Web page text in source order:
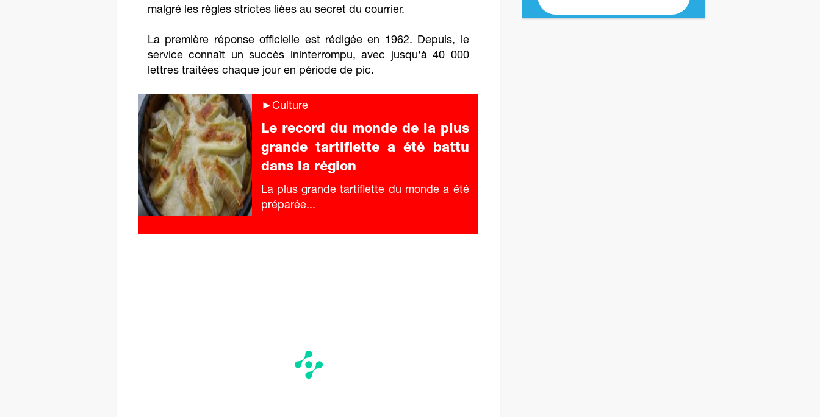
malgré les règles strictes liées au secret du courrier.
La première réponse officielle est rédigée en 1962. Depuis, le
service connaît un succès ininterrompu, avec jusqu'à 40 000
lettres traitées chaque jour en période de pic.
►Culture
Le record du monde de la plus
grande tartiflette a été battu
dans la région
La plus grande tartiflette du monde a été
préparée...